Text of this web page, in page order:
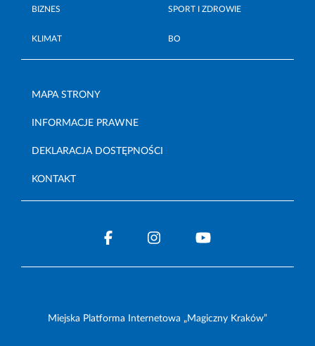
BIZNES SPORT I ZDROWIE
KLIMAT BO
MAPA STRONY
INFORMACJE PRAWNE
DEKLARACJA DOSTĘPNOŚCI
KONTAKT
Miejska Platforma Internetowa „Magiczny Kraków”